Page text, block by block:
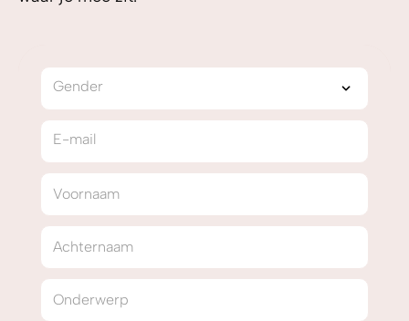
Gender
E-mail
Voornaam
Achternaam
Onderwerp